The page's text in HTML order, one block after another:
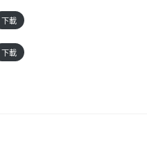
下載
下載